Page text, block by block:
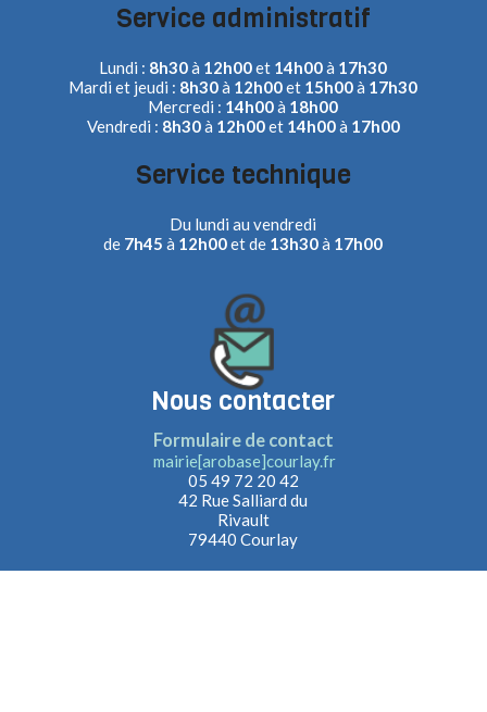
Service administratif
Lundi : 8h30à 12h00et 14h00à 17h30
Mardi et jeudi : 8h30à 12h00et 15h00à 17h30
Mercredi : 14h00à 18h00
Vendredi : 8h30à 12h00et 14h00à 17h00
Service technique
Du lundi au vendredi
de 7h45 à 12h00et de 13h30à 17h00
Nous contacter
Formulaire de contact
mairie[arobase]courlay.fr
05 49 72 20 42
42 Rue Salliard du
Rivault
79440 Courlay